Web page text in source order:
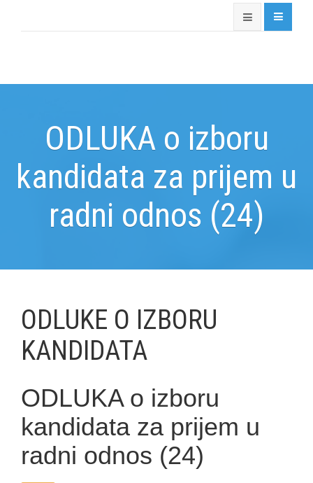
ODLUKA o izboru
kandidata za prijem u
radni odnos (24)
ODLUKE O IZBORU
KANDIDATA
ODLUKA o izboru
kandidata za prijem u
radni odnos (24)